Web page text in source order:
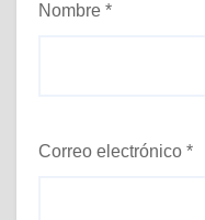
Nombre *
Correo electrónico *